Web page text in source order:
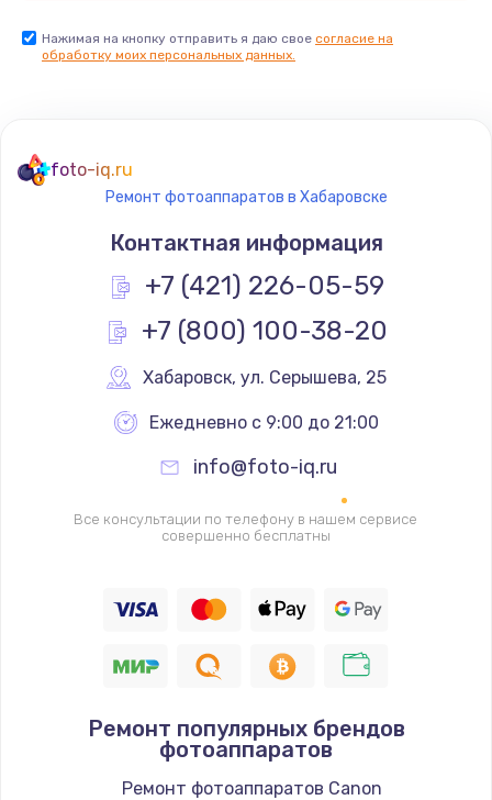
Заказать
Замена термостата
1200 руб.
Заказать
Замена реле
Замена термопредохранителя
700 руб.
Заказать
2500 руб.
1400 руб.
Заказать
Нажимая на кнопку отправить я даю свое согласие на
обработку моих персональных данных.
foto-iq.ru
Ремонт фотоаппаратов в Хабаровске
Контактная информация
+7 (421) 226-05-59
+7 (800) 100-38-20
Хабаровск, ул. Серышева, 25
Ежедневно с 9:00 до 21:00
info@foto-iq.ru
Все консультации по телефону в нашем сервисе
совершенно бесплатны
Ремонт популярных брендов
фотоаппаратов
Ремонт фотоаппаратов Canon